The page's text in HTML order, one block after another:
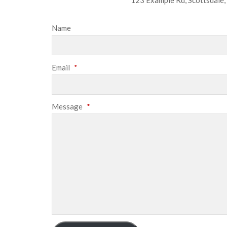
Name
Email *
Message *